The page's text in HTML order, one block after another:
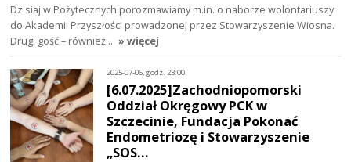
Dzisiaj w Pożytecznych porozmawiamy m.in. o naborze wolontariuszy
do Akademii Przyszłości prowadzonej przez Stowarzyszenie Wiosna.
Drugi gość – również… » więcej
2025-07-06, godz. 23:00
[6.07.2025]Zachodniopomorski
Oddział Okręgowy PCK w
Szczecinie, Fundacja Pokonać
Endometriozę i Stowarzyszenie
„SOS…